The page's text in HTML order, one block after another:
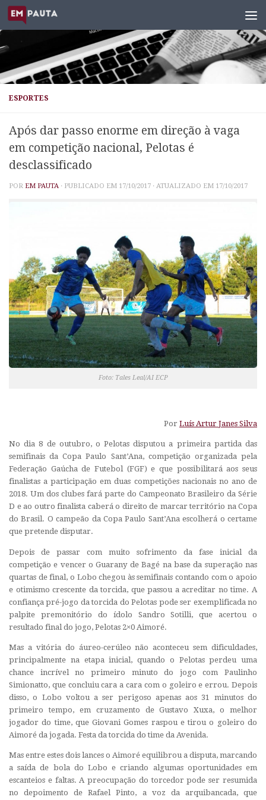
Skip to content
ESPORTES
Após dar passo enorme em direção à vaga
em competição nacional, Pelotas é
desclassificado
POR EM PAUTA · PUBLICADO EM 17/10/2017 · ATUALIZADO EM 17/10/2017
Foto: Tales Leal/AI ECP
Por Luís Artur Janes Silva
No dia 8 de outubro, o Pelotas disputou a primeira partida das
semifinais da Copa Paulo Sant’Ana, competição organizada pela
Federação Gaúcha de Futebol (FGF) e que possibilitará aos seus
finalistas a participação em duas competições nacionais no ano de
2018. Um dos clubes fará parte do Campeonato Brasileiro da Série
D e ao outro finalista caberá o direito de marcar território na Copa
do Brasil. O campeão da Copa Paulo Sant’Ana escolherá o certame
que pretende disputar.
Depois de passar com muito sofrimento da fase inicial da
competição e vencer o Guarany de Bagé na base da superação nas
quartas de final, o Lobo chegou às semifinais contando com o apoio
e otimismo crescente da torcida, que passou a acreditar no time. A
confiança pré-jogo da torcida do Pelotas pode ser exemplificada no
palpite premonitório do ídolo Sandro Sotilli, que acertou o
resultado final do jogo, Pelotas 2×0 Aimoré.
Mas a vitória do áureo-cerúleo não aconteceu sem dificuldades,
principalmente na etapa inicial, quando o Pelotas perdeu uma
chance incrível no primeiro minuto do jogo com Paulinho
Simionatto, que concluiu cara a cara com o goleiro e errou. Depois
disso, o Lobo voltou a ser perigoso apenas aos 31 minutos do
primeiro tempo, em cruzamento de Gustavo Xuxa, o melhor
jogador do time, que Giovani Gomes raspou e tirou o goleiro do
Aimoré da jogada. Festa da torcida do time da Avenida.
Mas entre estes dois lances o Aimoré equilibrou a disputa, marcando
a saída de bola do Lobo e criando algumas oportunidades em
escanteios e faltas. A preocupação do torcedor pode ser resumida
no depoimento de Rafael Pinto, a voz da arquibancada, que